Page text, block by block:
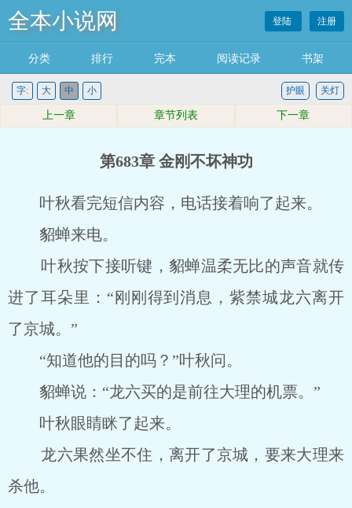
全本小说网 登陆 注册
分类 排行 完本 阅读记录 书架
字: 大 中 小 关灯
护眼
上一章 章节列表 下一章
第683章 金刚不坏神功
叶秋看完短信内容，电话接着响了起来。
貂蝉来电。
叶秋按下接听键，貂蝉温柔无比的声音就传
进了耳朵里：“刚刚得到消息，紫禁城龙六离开
了京城。”
“知道他的目的吗？”叶秋问。
貂蝉说：“龙六买的是前往大理的机票。”
叶秋眼睛眯了起来。
龙六果然坐不住，离开了京城，要来大理来
杀他。